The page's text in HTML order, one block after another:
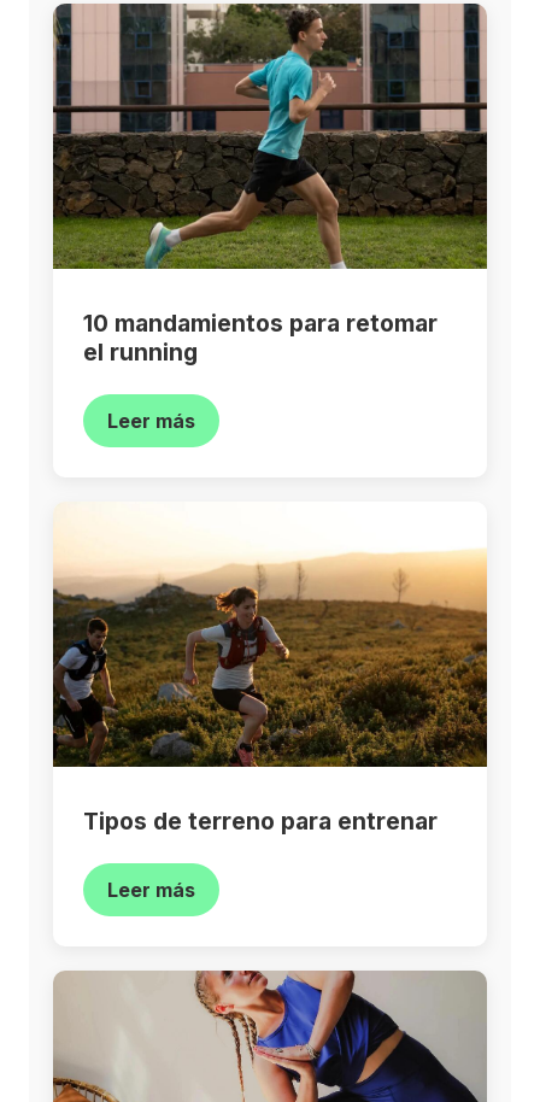
10 mandamientos para retomar
el running
Leer más
Tipos de terreno para entrenar
Leer más